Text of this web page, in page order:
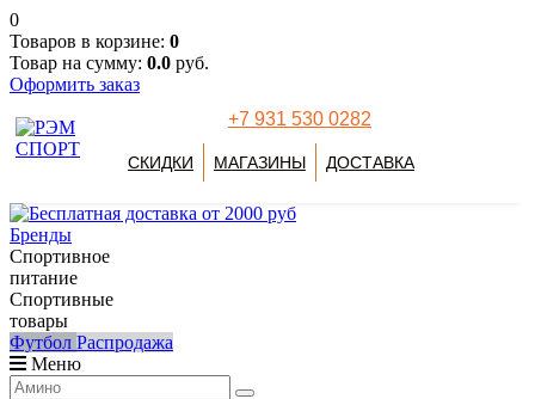
0
Товаров в корзине: 0
Товар на сумму: 0.0 руб.
Оформить заказ
+7 931 530 0282
СКИДКИ МАГАЗИНЫ ДОСТАВКА
Бренды
Спортивное
питание
Спортивные
товары
Футбол Распродажа
Меню